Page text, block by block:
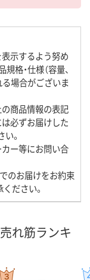
示するよう努め
格・仕様（容量、
る場合がございま
商品情報の表記
必ずお届けした
。
ー等にお問い合
でのお届けをお約束
ださい。
売れ筋ランキ